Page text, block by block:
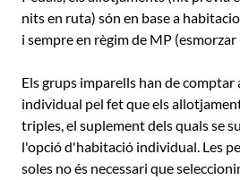
nits en ruta) són en base a
i sempre en règim de MP (esmorzar
Els grups imparells han de
individual pel fet que els
triples, el suplement dels quals se
l'opció d'habitació individual. Les
soles no és necessari que